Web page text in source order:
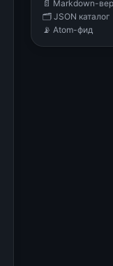
📄 Markdown-
🗂 JSON каталог
📡 Atom-фид